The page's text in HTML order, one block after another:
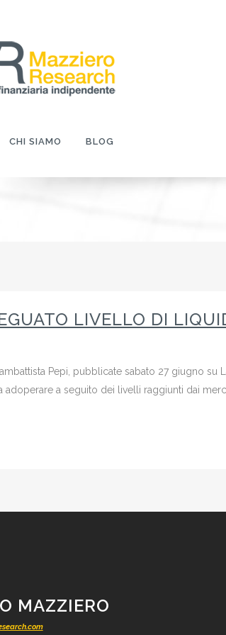
CHI SIAMO BLOG
LIVELLO DI
Pepi, pubblicate sabato 27 giugno su
a seguito dei livelli raggiunti dai
MAZZIERO